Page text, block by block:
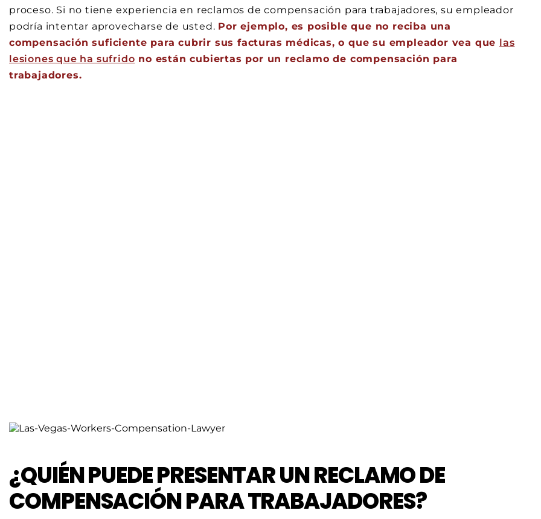
proceso. Si no tiene experiencia en reclamos de compensación para trabajadores, su empleador
podría intentar aprovecharse de usted. Por ejemplo, es posible que no reciba una
compensación suficiente para cubrir sus facturas médicas, o que su empleador vea que las
lesiones que ha sufrido no están cubiertas por un reclamo de compensación para
trabajadores.
¿QUIÉN PUEDE PRESENTAR UN RECLAMO DE
COMPENSACIÓN PARA TRABAJADORES?